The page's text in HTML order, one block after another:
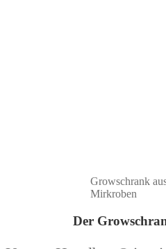
Growschrank
Mirkroben
Der